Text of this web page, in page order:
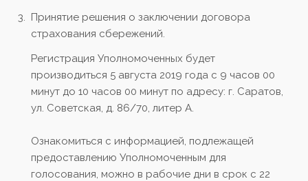
Принятие решения о заключении договора
страхования сбережений.
Регистрация Уполномоченных будет
производиться 5 августа 2019 года с 9 часов 00
минут до 10 часов 00 минут по адресу: г. Саратов,
ул. Советская, д. 86/70, литер А.
Ознакомиться с информацией, подлежащей
предоставлению Уполномоченным для
голосования, можно в рабочие дни в срок с 22